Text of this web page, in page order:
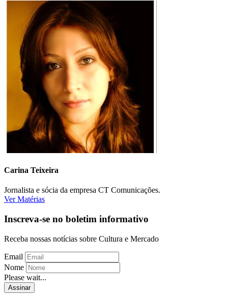
Carina Teixeira
Jornalista e sócia da empresa CT Comunicações.
Ver Matérias
Inscreva-se no boletim informativo
Receba nossas notícias sobre Cultura e Mercado
Email
Nome
Please wait...
Assinar